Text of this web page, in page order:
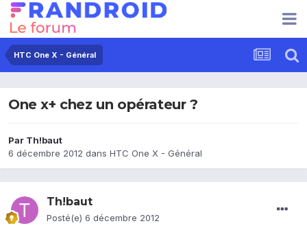
HTC One X - Général
One x+ chez un opérateur ?
Par Th!baut
6 décembre 2012 dans HTC One X - Général
Th!baut
Posté(e) 6 décembre 2012